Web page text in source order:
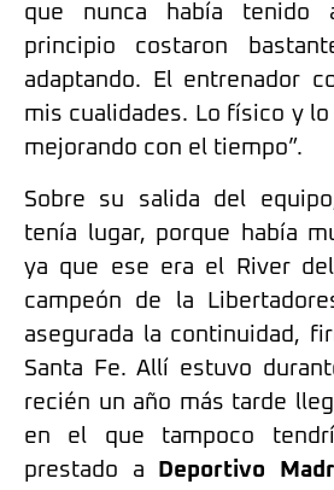
que nunca había
principio costaron
adaptando. El entrenador
mis cualidades. Lo físico y
mejorando con el tiempo”.
Sobre su salida del
tenía lugar, porque había
ya que ese era el River
campeón de la
asegurada la continuidad,
Santa Fe. Allí estuvo
recién un año más tarde
en el que tampoco
prestado a Deportivo